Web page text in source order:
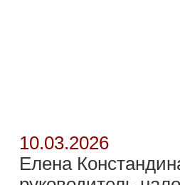
10.03.2026
Елена